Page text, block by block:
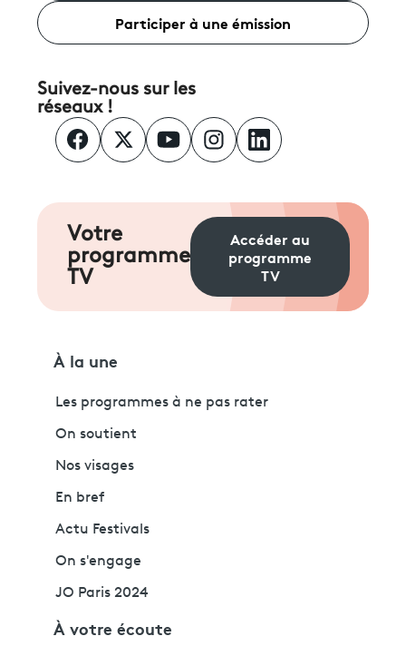
Participer à une émission
Suivez-nous sur les
réseaux !
Votre
programme
TV
Accéder au
programme
TV
À la une
Les programmes à ne pas rater
On soutient
Nos visages
En bref
Actu Festivals
On s'engage
JO Paris 2024
À votre écoute